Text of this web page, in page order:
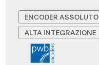
ENCODER ASSOLUTO
ALTA INTEGRAZIONE